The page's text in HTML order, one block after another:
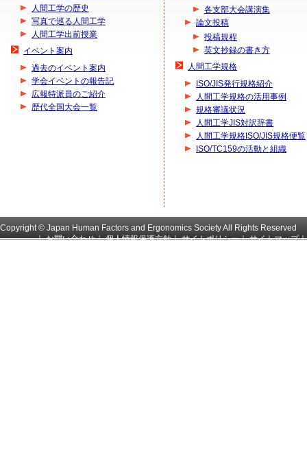
人間工学の歴史
写真で巡る人間工学
人間工学出前授業
イベント案内
過去のイベント案内
学会イベントの報告記
広報特派員のご紹介
歴代全国大会一覧
各支部大会講演集
論文投稿
投稿規程
英文抄録の書き方
人間工学規格
ISO/JIS発行規格紹介
人間工学規格の活用事例
規格審議状況
人間工学JIS対訳辞書
人間工学規格ISO/JIS規格便覧
ISO/TC159の活動と組織
Copyright © Japan Human Factors and Ergonomics Society All Rights Reserved
｜お問い合わせ｜個人情報保護方針｜サイトポリシー｜サイトマップ｜